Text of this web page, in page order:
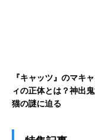
『キャッツ』のマキ
ィの正体とは？神出
猫の謎に迫る